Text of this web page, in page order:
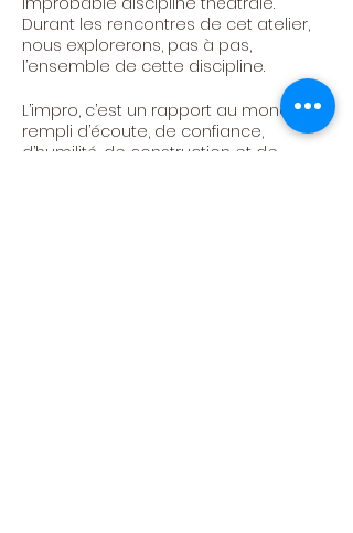
Durant les rencontres de cet atelier,
nous explorerons, pas à pas,
l’ensemble de cette discipline.
L’impro, c’est un rapport au monde
rempli d’écoute, de confiance,
d’humilité, de construction et de